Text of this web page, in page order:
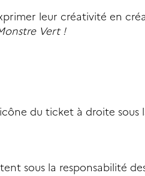
leur créativité en
Vert !
du ticket à droite
sous la responsabilité